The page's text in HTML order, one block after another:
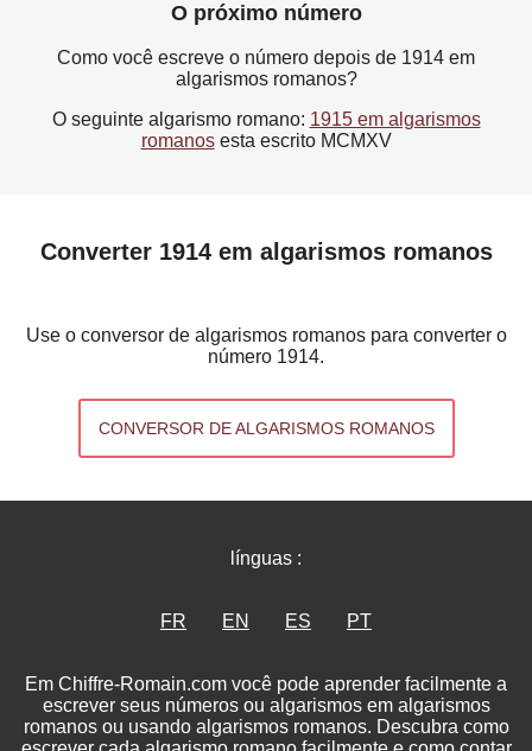
O próximo número
Como você escreve o número depois de 1914 em
algarismos romanos?
O seguinte algarismo romano: 1915 em algarismos
romanosesta escrito MCMXV
Converter 1914 em algarismos romanos
Use o conversor de algarismos romanos para converter o
número 1914.
CONVERSOR DE ALGARISMOS ROMANOS
línguas :
FR EN ES PT
Em Chiffre-Romain.com você pode aprender facilmente a
escrever seus números ou algarismos em algarismos
romanos ou usando algarismos romanos. Descubra como